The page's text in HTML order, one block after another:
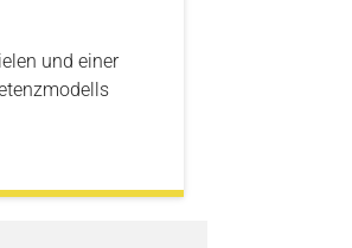
und einer